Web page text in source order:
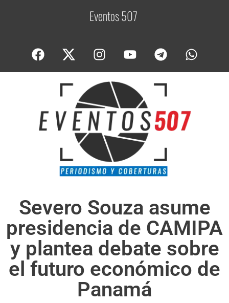
Eventos 507C
Severo Souza asume
presidencia de CAMIPA
y plantea debate sobre
el futuro económico de
Panamá